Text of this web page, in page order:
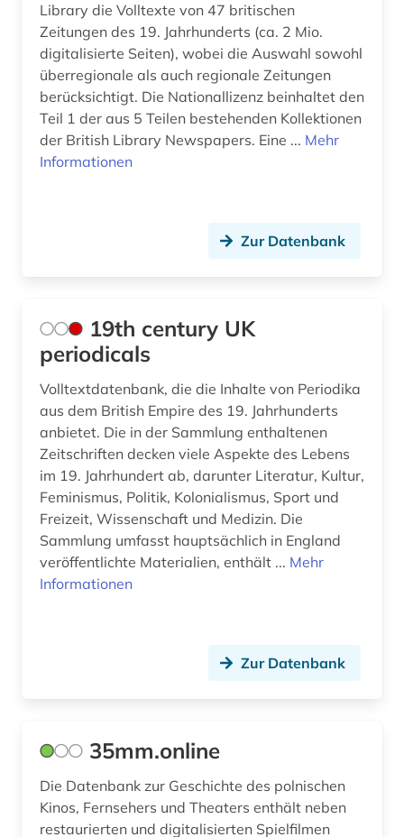
bürgerbeteiligung (1)
cartoon (1)
cd-rom (1)
chemie (10)
china (2)
comic (6)
comiczeichner (1)
computer (1)
computerspiel (3)
cyberkriminalität (1)
darstellend kunst (1)
darstellende kunst (10)
ddr (1)
ddr-presse (1)
ddr-zeitungsportal (1)
Library die Volltexte von 47 britischen
Zeitungen des 19. Jahrhunderts (ca. 2 Mio.
digitalisierte Seiten), wobei die Auswahl sowohl
überregionale als auch regionale Zeitungen
berücksichtigt. Die Nationallizenz beinhaltet den
Teil 1 der aus 5 Teilen bestehenden Kollektionen
der British Library Newspapers. Eine ... Mehr
Informationen
Zur Datenbank
19th century UK
periodicals
Volltextdatenbank, die die Inhalte von Periodika
aus dem British Empire des 19. Jahrhunderts
anbietet. Die in der Sammlung enthaltenen
Zeitschriften decken viele Aspekte des Lebens
im 19. Jahrhundert ab, darunter Literatur, Kultur,
Feminismus, Politik, Kolonialismus, Sport und
Freizeit, Wissenschaft und Medizin. Die
Sammlung umfasst hauptsächlich in England
veröffentlichte Materialien, enthält ... Mehr
Informationen
Zur Datenbank
35mm.online
Die Datenbank zur Geschichte des polnischen
Kinos, Fernsehers und Theaters enthält neben
restaurierten und digitalisierten Spielfilmen